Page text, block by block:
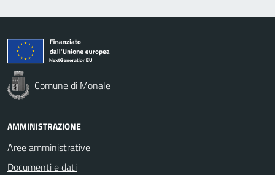
Comune di Monale
AMMINISTRAZIONE
Aree amministrative
Documenti e dati